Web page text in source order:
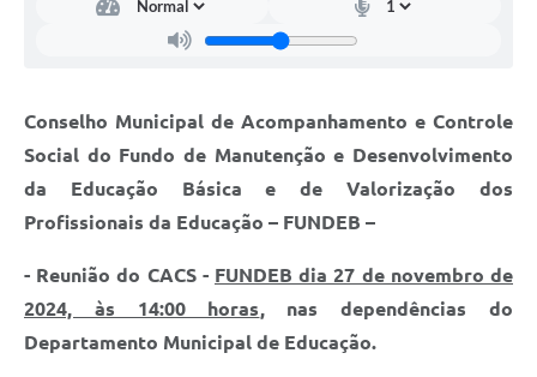
Conselho Municipal de Acompanhamento e Controle
Social do Fundo de Manutenção e Desenvolvimento
da Educação Básica e de Valorização dos
Profissionais da Educação – FUNDEB –
- Reunião do CACS - FUNDEB dia 27 de novembro de
2024, às 14:00 horas, nas dependências do
Departamento Municipal de Educação.